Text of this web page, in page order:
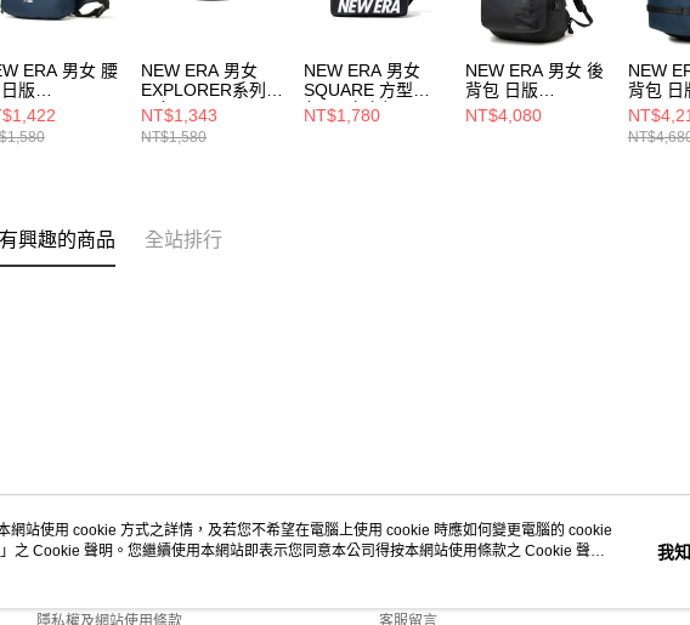
ERA 男女 腰
版
NE
NEW ERA 男女
EXPLORER系列
腰包 黑
NE12728355
NT$1,343
NT$1,580
NEW ERA 男女
SQUARE 方型腰
包 黑/文字標
NE12872991
NT$1,780
NEW ERA 男女 後
背包 日版
CARRIER PACK
NE NE13571509
NT$4,080
NEW
背包 日
NE
興趣的商品 全站排行
關於我們
隱私權及網站使用條款
客服資訊
客服留言
網站使用 cookie 方式之詳情，及若您不希望在電腦上使用 cookie 時應如何變更電腦的 cookie
」之 Cookie 聲明。您繼續使用本網站即表示您同意本公司得按本網站使用條款之 Cookie 聲明
我